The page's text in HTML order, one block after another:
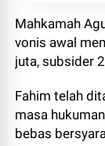
Mahkamah
vonis awal
juta, subsider
Fahim telah
masa
bebas